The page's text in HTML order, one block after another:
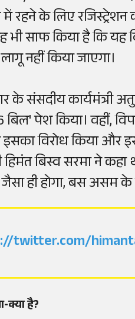
रहने के लिए रजिस्ट्रेशन
भी साफ किया है कि
नहीं किया जाएगा।
संसदीय कार्यमंत्री
पेश किया। वहीं,
इसका विरोध किया
हिमंत बिस्व सरमा ने
जैसा ही होगा, बस
twitter.com/
क्या है?